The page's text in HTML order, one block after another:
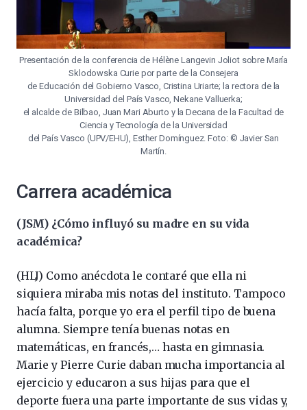
Presentación de la conferencia de Hélène Langevin Joliot sobre María
Sklodowska Curie por parte de la Consejera
de Educación del Gobierno Vasco, Cristina Uriarte; la rectora de la
Universidad del País Vasco, Nekane Valluerka;
el alcalde de Bilbao, Juan Mari Aburto y la Decana de la Facultad de
Ciencia y Tecnología de la Universidad
del País Vasco (UPV/EHU), Esther Domínguez. Foto: © Javier San
Martín.
Carrera académica
(JSM) ¿Cómo influyó su madre en su vida
académica?
(HLJ) Como anécdota le contaré que ella ni
siquiera miraba mis notas del instituto. Tampoco
hacía falta, porque yo era el perfil tipo de buena
alumna. Siempre tenía buenas notas en
matemáticas, en francés,… hasta en gimnasia.
Marie y Pierre Curie daban mucha importancia al
ejercicio y educaron a sus hijas para que el
deporte fuera una parte importante de sus vidas y,